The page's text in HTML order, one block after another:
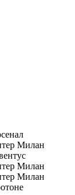
Милан
Милан
Милан